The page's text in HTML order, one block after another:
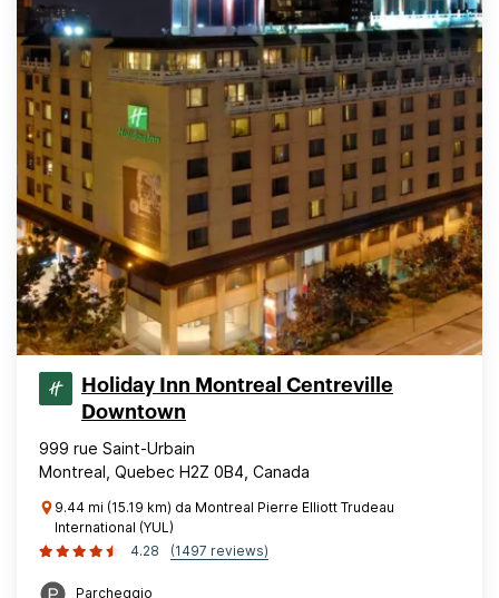
Holiday Inn Montreal Centreville
Downtown
999 rue Saint-Urbain
Montreal, Quebec H2Z 0B4, Canada
9.44 mi (15.19 km) da Montreal Pierre Elliott Trudeau
International (YUL)
4.28
(1497 reviews)
Parcheggio